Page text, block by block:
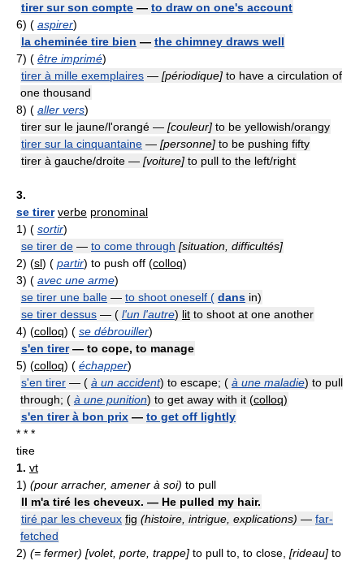
tirer sur son compte — to draw on one's account
6) ( aspirer)
la cheminée tire bien — the chimney draws well
7) ( être imprimé)
tirer à mille exemplaires — [périodique] to have a circulation of
one thousand
8) ( aller vers)
tirer sur le jaune/l'orangé — [couleur] to be yellowish/orangy
tirer sur la cinquantaine — [personne] to be pushing fifty
tirer à gauche/droite — [voiture] to pull to the left/right
3.
se tirer verbe pronominal
1) ( sortir)
se tirer de — to come through [situation, difficultés]
2) (sl) ( partir) to push off (colloq)
3) ( avec une arme)
se tirer une balle — to shoot oneself ( dans in)
se tirer dessus — ( l'un l'autre) lit to shoot at one another
4) (colloq) ( se débrouiller)
s'en tirer— to cope, to manage
5) (colloq) ( échapper)
s'en tirer — ( à un accident) to escape; ( à une maladie) to pull
through; ( à une punition) to get away with it (colloq)
s'en tirer à bon prix — to get off lightly
* * *
tiʀe
1. vt
1) (pour arracher, amener à soi) to pull
Il m'a tiré les cheveux. — He pulled my hair.
tiré par les cheveux fig (histoire, intrigue, explications) — far-
fetched
2) (= fermer) [volet, porte, trappe] to pull to, to close, [rideau] to